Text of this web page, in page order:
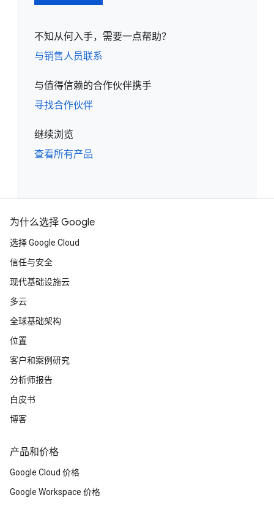
不知从何入手，需要一点帮助？
与销售人员联系
与值得信赖的合作伙伴携手
寻找合作伙伴
继续浏览
查看所有产品
为什么选择 Google
选择 Google Cloud
信任与安全
现代基础设施云
多云
全球基础架构
位置
客户和案例研究
分析师报告
白皮书
博客
产品和价格
Google Cloud 价格
Google Workspace 价格